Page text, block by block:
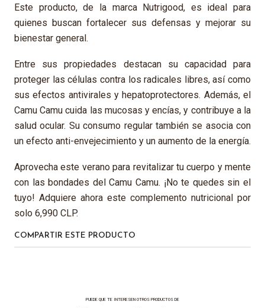
Este producto, de la marca Nutrigood, es ideal para
quienes buscan fortalecer sus defensas y mejorar su
bienestar general.
Entre sus propiedades destacan su capacidad para
proteger las células contra los radicales libres, así como
sus efectos antivirales y hepatoprotectores. Además, el
Camu Camu cuida las mucosas y encías, y contribuye a la
salud ocular. Su consumo regular también se asocia con
un efecto anti-envejecimiento y un aumento de la energía.
Aprovecha este verano para revitalizar tu cuerpo y mente
con las bondades del Camu Camu. ¡No te quedes sin el
tuyo! Adquiere ahora este complemento nutricional por
solo 6,990 CLP.
COMPARTIR ESTE PRODUCTO
PUEDE QUE TE INTERESEN OTROS PRODUCTOS DE